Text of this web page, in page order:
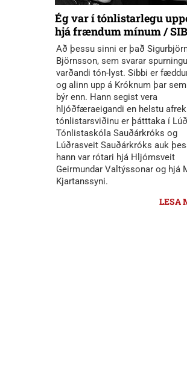
Ég var í tónlistarlegu
hjá frændum mínum /
Að þessu sinni er það
Björnsson, sem svarar
varðandi tón-lyst. Sibbi er
og alinn upp á Króknum þar
býr enn. Hann segist vera
hljóðfæraeigandi en helstu
tónlistarsviðinu er þátttaka í
Tónlistaskóla Sauðárkróks og
Lúðrasveit Sauðárkróks auk
hann var rótari hjá Hljómsveit
Geirmundar Valtýssonar og hjá
Kjartanssyni.
LESA